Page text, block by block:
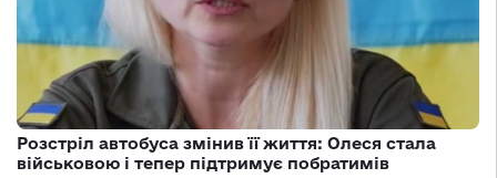
Розстріл автобуса змінив її життя: Олеся стала
військовою і тепер підтримує побратимів